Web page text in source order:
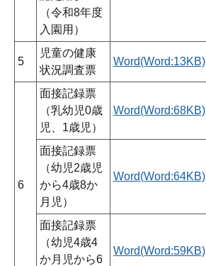
（令和8年度
入園用）
5
児童の健康
状況調査票
Word(Word:13KB)
6
面接記録票
（乳幼児0歳
児、1歳児）
Word(Word:68KB)
面接記録票
（幼児2歳児
から4歳8か
月児）
Word(Word:64KB)
面接記録票
（幼児4歳4
か月児から6
Word(Word:59KB)